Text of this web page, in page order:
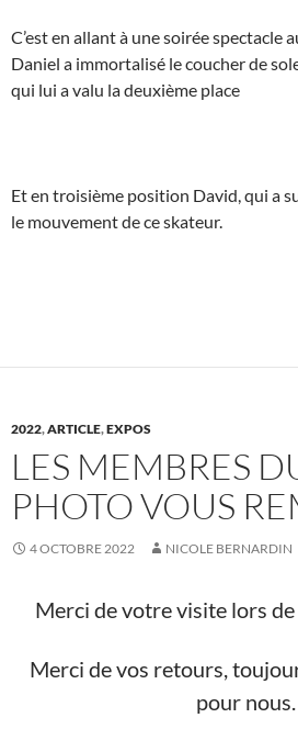
C’est en allant à une soirée spectacle
Daniel a immortalisé le coucher de
qui lui a valu la deuxième place
Et en troisième position David, qui a
le mouvement de ce skateur.
2022,ARTICLE,EXPOS
LES MEMBRES
PHOTO VOUS
4 OCTOBRE 2022 NICOLE BERNARDIN
Merci de votre visite lors
Merci de vos retours,
pour nous.